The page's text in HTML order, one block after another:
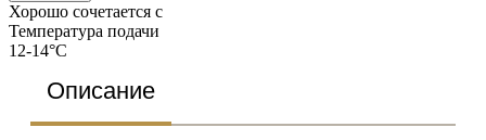
Хорошо сочетается с
Температура подачи
12-14°C
Описание